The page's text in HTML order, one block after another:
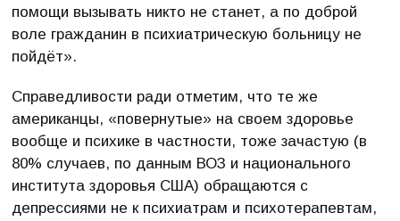
помощи вызывать никто не станет, а по доброй
воле гражданин в психиатрическую больницу не
пойдёт».
Справедливости ради отметим, что те же
американцы, «повернутые» на своем здоровье
вообще и психике в частности, тоже зачастую (в
80% случаев, по данным ВОЗ и национального
института здоровья США) обращаются с
депрессиями не к психиатрам и психотерапевтам,